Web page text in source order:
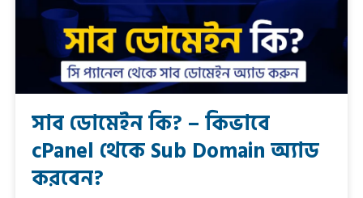
সাব ডোমেইন কি? – কিভাবে
cPanel থেকে Sub Domain অ্যাড
করবেন?